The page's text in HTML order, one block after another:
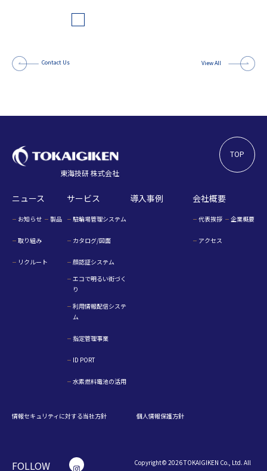
Contact Us View All
TOP
東海技研 株式会社
ニュース
お知らせ 製品
取り組み
リクルート
サービス
駐輪場管理システム
カタログ/図面
顔認証システム
エコで明るい街づく
り
利用情報配信システ
ム
指定管理事業
ID PORT
水素燃料電池の活用
導入事例 会社概要
代表挨拶 企業概要
アクセス
情報セキュリティに対する当社方針 個人情報保護方針
FOLLOW
Copyright© 2026 TOKAIGIKEN Co., Ltd. All